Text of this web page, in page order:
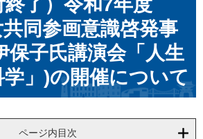
終了）令和7年度
同参画意識啓発事
子氏講演会「人生
」)の開催について
ページ内目次